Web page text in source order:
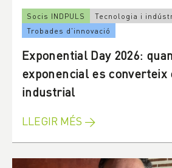
Socis INDPULS
Tecnologia i
Trobades d'innovació
Exponential Day 2026:
exponencial es converteix
industrial
LLEGIR MÉS →